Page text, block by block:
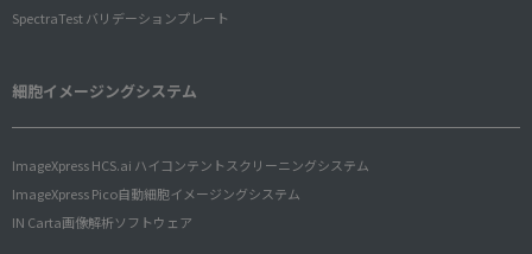
SpectraTest バリデーションプレート
細胞イメージングシステム
ImageXpress HCS.ai ハイコンテントスクリーニングシステム
ImageXpress Pico自動細胞イメージングシステム
IN Carta画像解析ソフトウェア